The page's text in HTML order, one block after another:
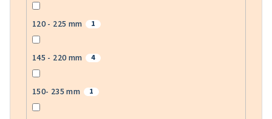
120 - 225 mm 1
145 - 220 mm 4
150- 235 mm 1